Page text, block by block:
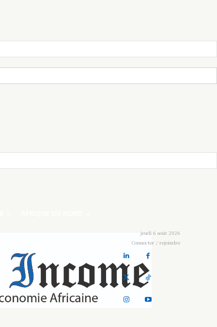
jeudi 6 août 2026
Connecter / rejoindre